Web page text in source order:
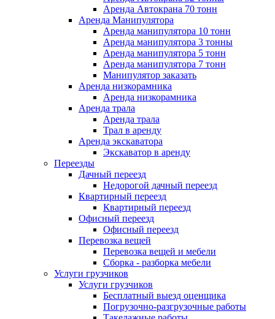
Аренда Автокрана 70 тонн
Аренда Манипулятора
Аренда манипулятора 10 тонн
Аренда манипулятора 3 тонны
Аренда манипулятора 5 тонн
Аренда манипулятора 7 тонн
Манипулятор заказать
Аренда низкорамника
Аренда низкорамника
Аренда трала
Аренда трала
Трал в аренду
Аренда экскаватора
Экскаватор в аренду
Переезды
Дачный переезд
Недорогой дачный переезд
Квартирный переезд
Квартирный переезд
Офисный переезд
Офисный переезд
Перевозка вещей
Перевозка вещей и мебели
Сборка - разборка мебели
Услуги грузчиков
Услуги грузчиков
Бесплатный выезд оценщика
Погрузочно-разгрузочные работы